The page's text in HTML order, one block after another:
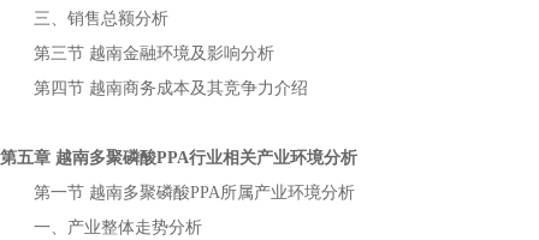
三、销售总额分析
第三节 越南金融环境及影响分析
第四节 越南商务成本及其竞争力介绍
第五章 越南多聚磷酸PPA行业相关产业环境分析
第一节 越南多聚磷酸PPA所属产业环境分析
一、产业整体走势分析